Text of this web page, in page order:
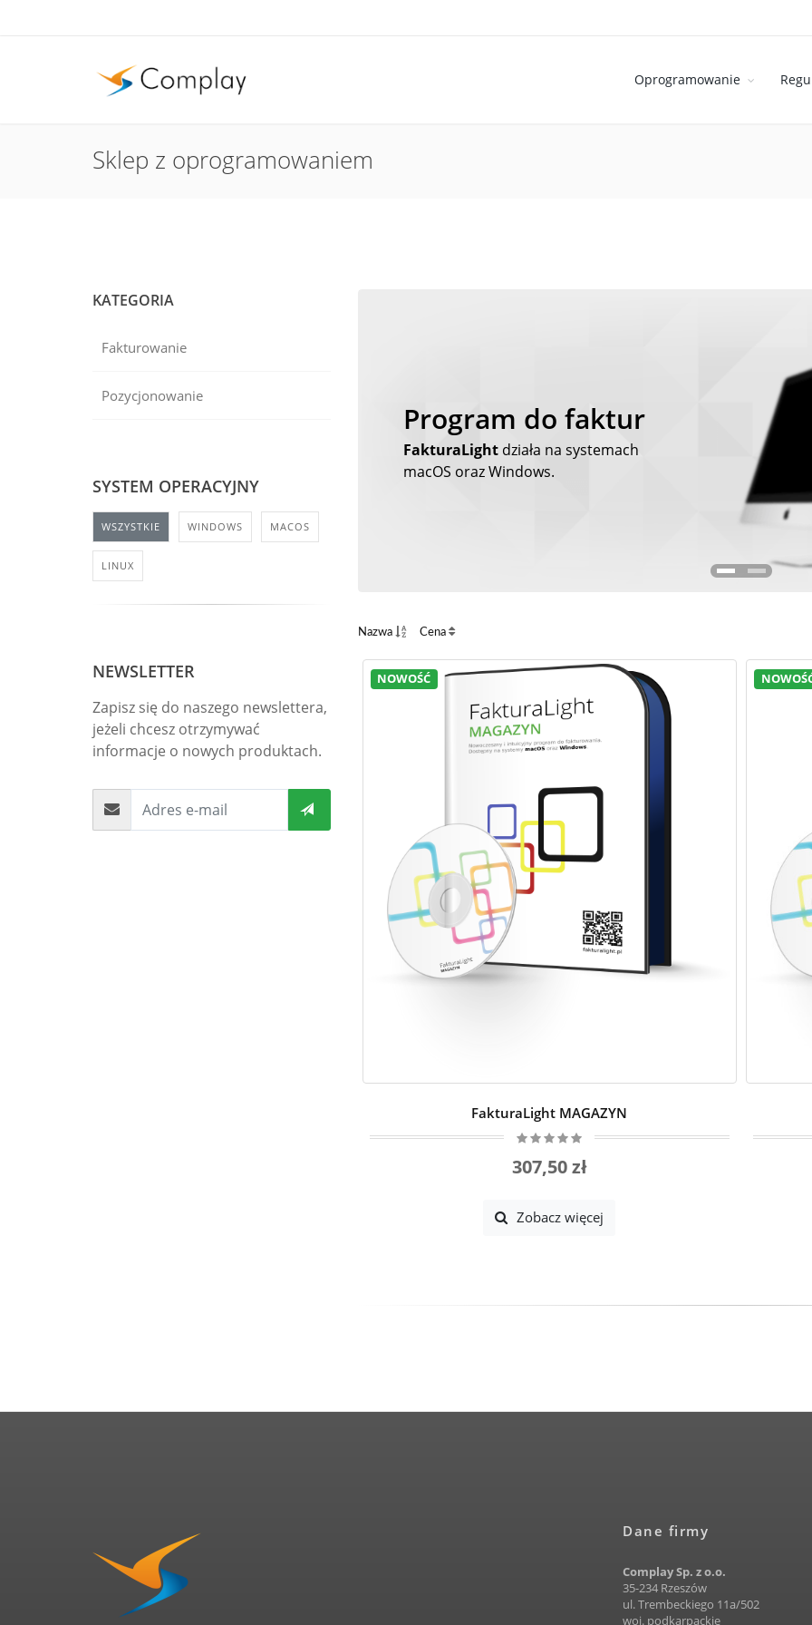
Oprogramowanie
Sklep z oprogramowaniem
Program do faktur
FakturaLightdziała na systemach
macOS oraz Windows.
Pozycjonowanie stron
Przetestuj program do katalogowania
SeoLight
Nazwa Cena
NOWOŚĆ
FakturaLight MAGAZYN
307,50 zł
Zobacz więcej
KATEGORIA
Fakturowanie
Pozycjonowanie
SYSTEM OPERACYJNY
WSZYSTKIE WINDOWS MACOS
LINUX
NEWSLETTER
Zapisz się do naszego newslettera,
jeżeli chcesz otrzymywać
informacje o nowych produktach.
Dane firmy
Complay Sp. z o.o.
35-234 Rzeszów
ul. Trembeckiego 11a/502
woj. podkarpackie